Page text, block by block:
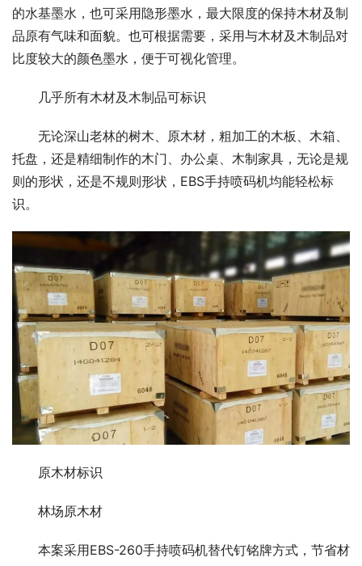
的水基墨水，也可采用隐形墨水，最大限度的保持木材及制
品原有气味和面貌。也可根据需要，采用与木材及木制品对
比度较大的颜色墨水，便于可视化管理。
几乎所有木材及木制品可标识
无论深山老林的树木、原木材，粗加工的木板、木箱、
托盘，还是精细制作的木门、办公桌、木制家具，无论是规
则的形状，还是不规则形状，EBS手持喷码机均能轻松标
识。
原木材标识
林场原木材
本案采用EBS-260手持喷码机替代钉铭牌方式，节省材